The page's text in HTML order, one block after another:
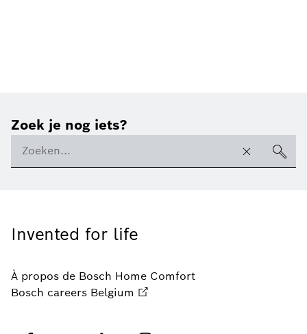
Zoek je nog iets?
Invented for life
À propos de Bosch Home Comfort
Bosch careers Belgium